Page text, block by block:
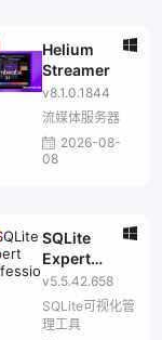
Helium
Streamer
v8.1.0.1844
流媒体服务器
2026-08-
08
SQLite
Expert
Professional
v5.5.42.658
SQLite可视化管
理工具